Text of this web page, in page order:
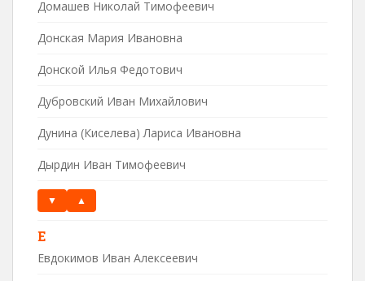
Домашев Николай Тимофеевич
Донская Мария Ивановна
Донской Илья Федотович
Дубровский Иван Михайлович
Дунина (Киселева) Лариса Ивановна
Дырдин Иван Тимофеевич
▼ ▲
Е
Евдокимов Иван Алексеевич